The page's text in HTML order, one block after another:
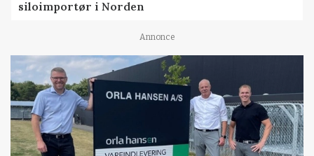
siloimportør i Norden
Annonce